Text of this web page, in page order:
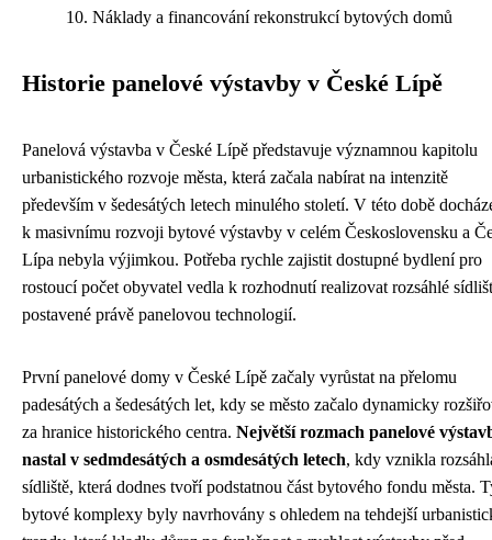
Náklady a financování rekonstrukcí bytových domů
Historie panelové výstavby v České Lípě
Panelová výstavba v České Lípě představuje významnou kapitolu
urbanistického rozvoje města, která začala nabírat na intenzitě
především v šedesátých letech minulého století. V této době
k masivnímu rozvoji bytové výstavby v celém Československu a
Lípa nebyla výjimkou. Potřeba rychle zajistit dostupné bydlení pro
rostoucí počet obyvatel vedla k rozhodnutí realizovat rozsáhlé
postavené právě panelovou technologií.
První panelové domy v České Lípě začaly vyrůstat na přelomu
padesátých a šedesátých let, kdy se město začalo dynamicky
za hranice historického centra. Největší rozmach panelové
nastal v sedmdesátých a osmdesátých letech, kdy vznikla
sídliště, která dodnes tvoří podstatnou část bytového fondu města.
bytové komplexy byly navrhovány s ohledem na tehdejší